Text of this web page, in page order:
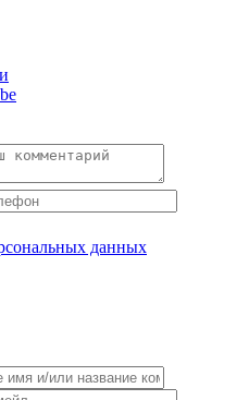
данных